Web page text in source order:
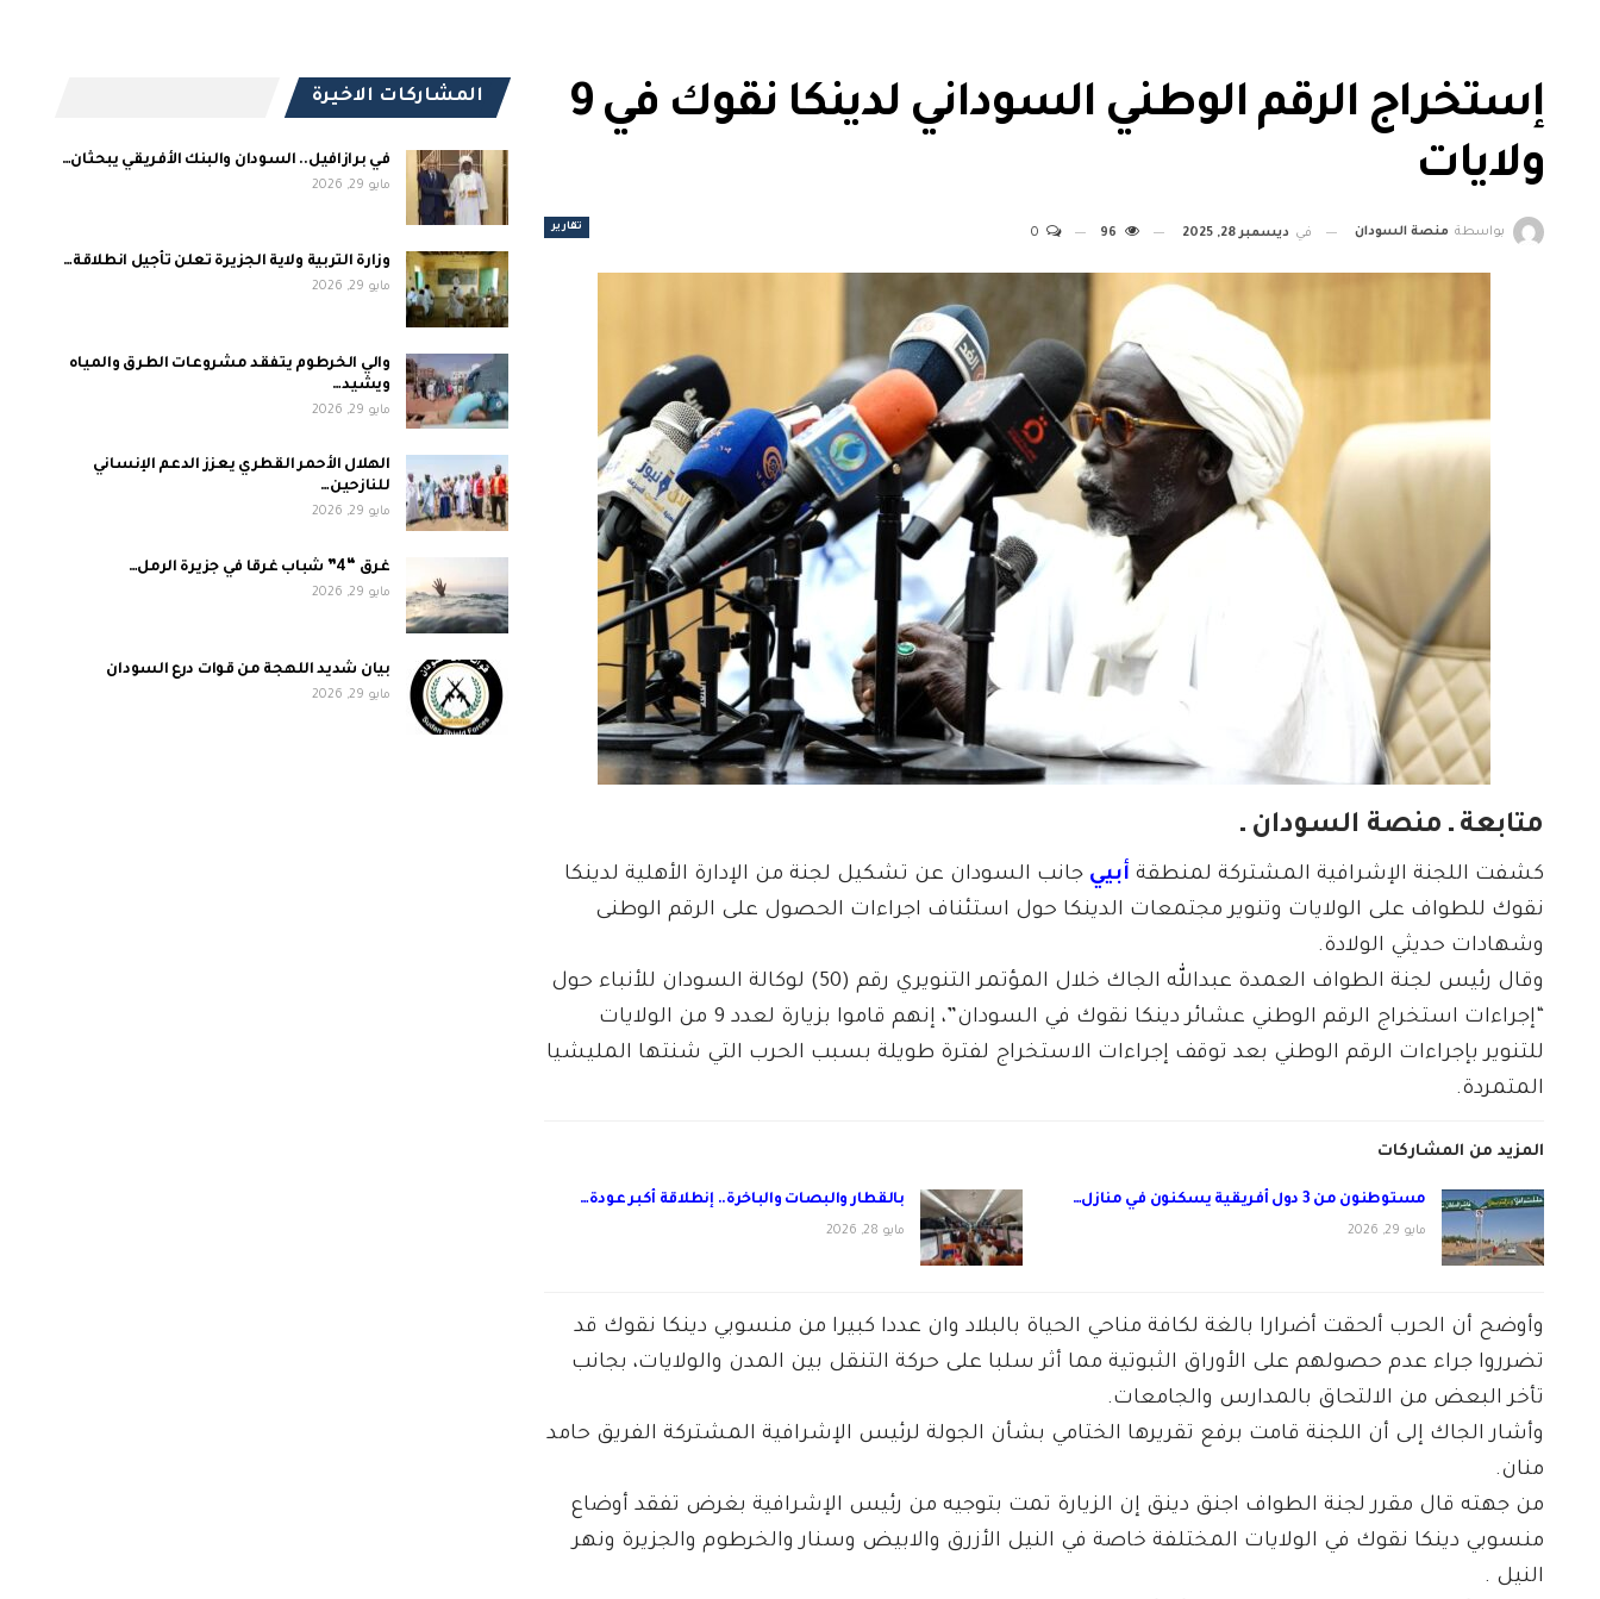
إستخراج الرقم الوطني السوداني لدينكا نقوك في 9
ولايات
تقارير بواسطة منصة السودان في ديسمبر 28, 2025 96
متابعة ـ منصة السودان ـ
كشفت اللجنة الإشرافية المشتركة لمنطقة أبيي جانب السودان عن تشكيل لجنة من الإدارة الأهلية لدينكا
نقوك للطواف على الولايات وتنوير مجتمعات الدينكا حول استئناف اجراءات الحصول على الرقم الوطنى
وشهادات حديثي الولادة.
وقال رئيس لجنة الطواف العمدة عبدالله الجاك خلال المؤتمر التنويري رقم (50) لوكالة السودان للأنباء حول
“إجراءات استخراج الرقم الوطني عشائر دينكا نقوك في السودان”، إنهم قاموا بزيارة لعدد 9 من الولايات
للتنوير بإجراءات الرقم الوطني بعد توقف إجراءات الاستخراج لفترة طويلة بسبب الحرب التي شنتها المليشيا
المتمردة.
المزيد من المشاركات
مستوطنون من 3 دول أفريقية يسكنون في منازل…
مايو 29, 2026
بالقطار والبصات والباخرة.. إنطلاقة أكبر عودة…
مايو 28, 2026
وأوضح أن الحرب ألحقت أضرارا بالغة لكافة مناحي الحياة بالبلاد وان عددا كبيرا من منسوبي دينكا نقوك قد
تضرروا جراء عدم حصولهم على الأوراق الثبوتية مما أثر سلبا على حركة التنقل بين المدن والولايات، بجانب
تأخر البعض من الالتحاق بالمدارس والجامعات.
وأشار الجاك إلى أن اللجنة قامت برفع تقريرها الختامي بشأن الجولة لرئيس الإشرافية المشتركة الفريق حامد
منان.
من جهته قال مقرر لجنة الطواف اجنق دينق إن الزيارة تمت بتوجيه من رئيس الإشرافية بغرض تفقد أوضاع
منسوبي دينكا نقوك في الولايات المختلفة خاصة في النيل الأزرق والابيض وسنار والخرطوم والجزيرة ونهر
النيل .
المشاركات الاخيرة
في برازافيل.. السودان والبنك الأفريقي يبحثان…
مايو 29, 2026
وزارة التربية ولاية الجزيرة تعلن تأجيل انطلاقة…
مايو 29, 2026
والي الخرطوم يتفقد مشروعات الطرق والمياه
ويشيد…
مايو 29, 2026
الهلال الأحمر القطري يعزز الدعم الإنساني
للنازحين…
مايو 29, 2026
غرق “4” شباب غرقا في جزيرة الرمل…
مايو 29, 2026
بيان شديد اللهجة من قوات درع السودان
مايو 29, 2026